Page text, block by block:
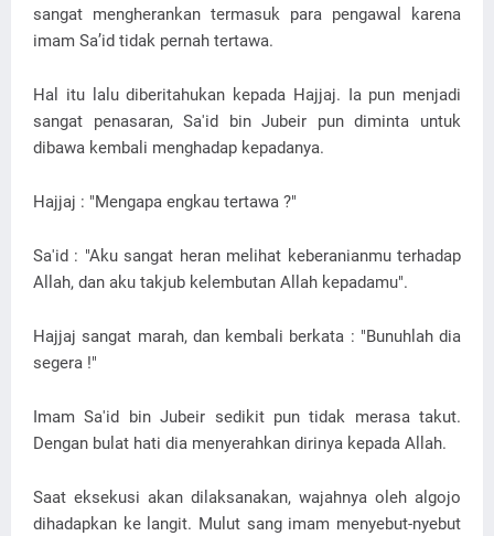
sangat mengherankan termasuk para pengawal karena
imam Sa’id tidak pernah tertawa.
Hal itu lalu diberitahukan kepada Hajjaj. Ia pun menjadi
sangat penasaran, Sa'id bin Jubeir pun diminta untuk
dibawa kembali menghadap kepadanya.
Hajjaj : "Mengapa engkau tertawa ?"
Sa'id : "Aku sangat heran melihat keberanianmu terhadap
Allah, dan aku takjub kelembutan Allah kepadamu".
Hajjaj sangat marah, dan kembali berkata : "Bunuhlah dia
segera !"
Imam Sa'id bin Jubeir sedikit pun tidak merasa takut.
Dengan bulat hati dia menyerahkan dirinya kepada Allah.
Saat eksekusi akan dilaksanakan, wajahnya oleh algojo
dihadapkan ke langit. Mulut sang imam menyebut-nyebut